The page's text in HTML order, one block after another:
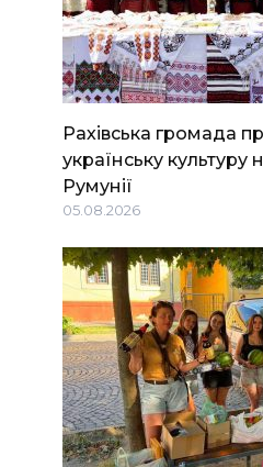
Рахівська громада
українську культуру
Румунії
05.08.2026